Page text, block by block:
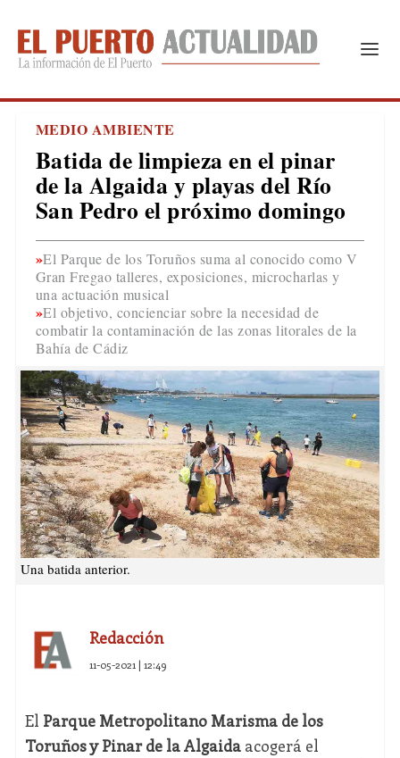
MEDIO AMBIENTE
Batida de limpieza en el pinar
de la Algaida y playas del Río
San Pedro el próximo domingo
El Parque de los Toruños suma al conocido como V
Gran Fregao talleres, exposiciones, microcharlas y
una actuación musical
El objetivo, concienciar sobre la necesidad de
combatir la contaminación de las zonas litorales de la
Bahía de Cádiz
Una batida anterior.
Redacción
11-05-2021 | 12:49
El Parque Metropolitano Marisma de los
Toruños y Pinar de la Algaidaacogerá el